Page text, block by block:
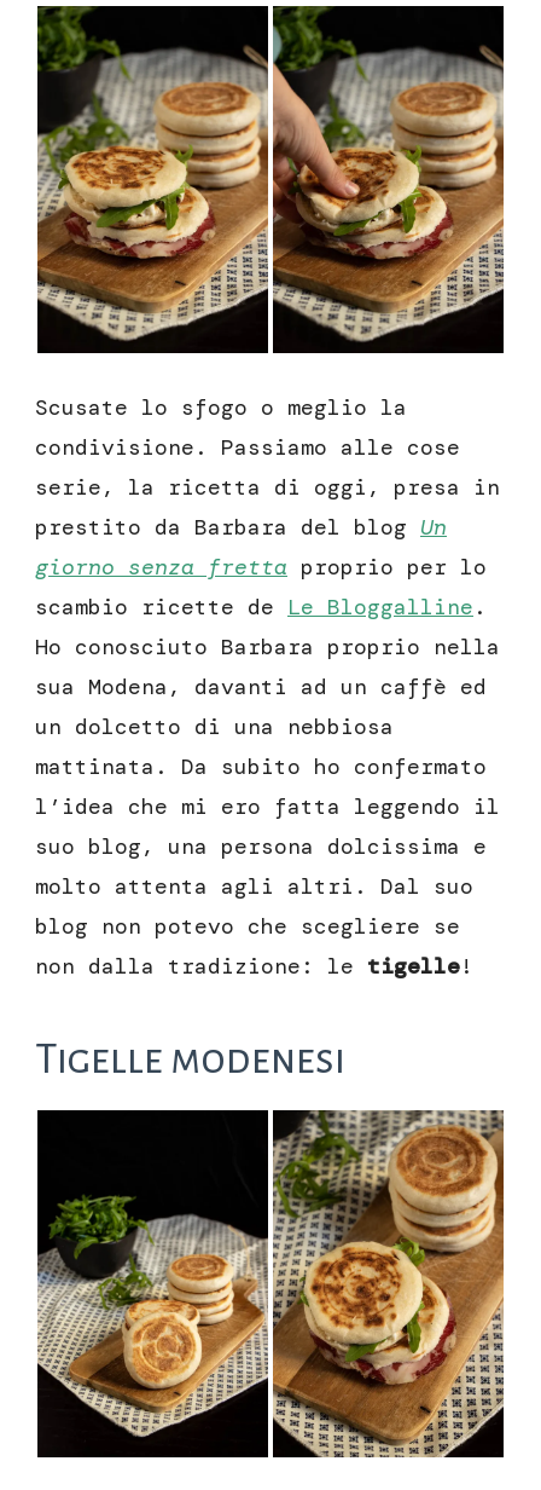
Scusate lo sfogo o meglio la
condivisione. Passiamo alle cose
serie, la ricetta di oggi, presa in
prestito da Barbara del blog Un
giorno senza fretta proprio per lo
scambio ricette de Le Bloggalline .
Ho conosciuto Barbara proprio nella
sua Modena, davanti ad un caffè ed
un dolcetto di una nebbiosa
mattinata. Da subito ho confermato
l’idea che mi ero fatta leggendo il
suo blog, una persona dolcissima e
molto attenta agli altri. Dal suo
blog non potevo che scegliere se
non dalla tradizione: le tigelle!
Tigelle modenesi